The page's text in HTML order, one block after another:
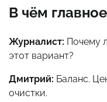
В чём
Журналист: Почему
этот вариант?
Дмитрий: Баланс.
очистки.